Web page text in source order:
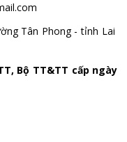
Tân Phong - tỉnh Lai
Bộ TT&TT cấp ngày